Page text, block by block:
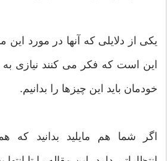
یکی از دلایلی که آنها در مورد
این است که فکر می کنند نیازی به
خودمان باید این چیزها را بدانیم.
اگر شما هم مایلید بدانید که